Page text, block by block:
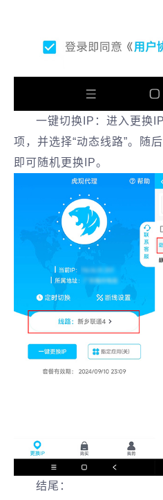
一键切换IP‌：进入更换
项，并选择“动态线路”。随
即可随机更换IP。
结尾：